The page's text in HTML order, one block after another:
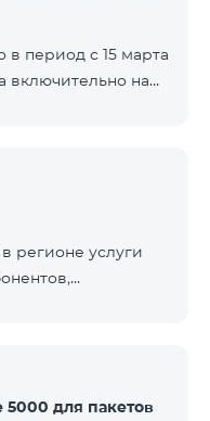
период с 15 марта
включительно на
скидкой 25% при
со
Кроме того, для
регионе услуги
ситуации.
для пакетов